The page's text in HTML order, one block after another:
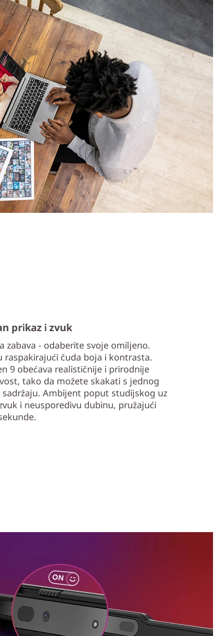
prikaz i zvuk
zabava - odaberite svoje omiljeno.
raspakirajući čuda boja i kontrasta.
9 obećava realističnije i prirodnije
tako da možete skakati s jednog
Ambijent poput studijskog uz
i neusporedivu dubinu, pružajući